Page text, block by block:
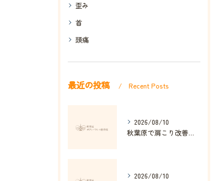
歪み
首
頭痛
最近の投稿 Recent Posts
2026/08/10
秋葉原で肩こり改善に効果的な整骨院とストレッチ法
2026/08/10